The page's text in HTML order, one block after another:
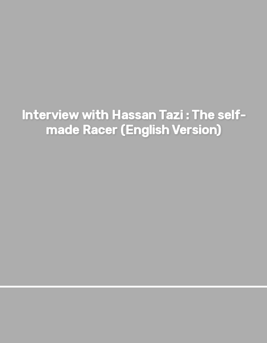
Interview with Hassan Tazi : The self-
made Racer (English Version)